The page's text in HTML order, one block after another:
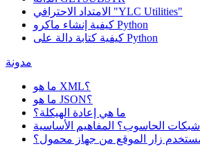
الامتداد الاحترافي "YLC Utilities"
كيفية إنشاء ماكرو Python
كيفية كتابة دالة على Python
مدونة
ما هو XML؟
ما هو JSON؟
ما هي إعادة الهيكلة؟
زار الموقع من جهاز محمول؟